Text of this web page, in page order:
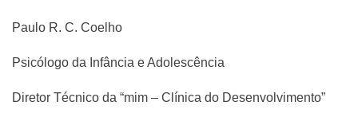
Paulo R. C. Coelho
Psicólogo da Infância e Adolescência
Diretor Técnico da “mim – Clínica do Desenvolvimento”